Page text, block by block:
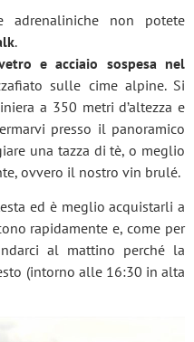
adrenaliniche non potete
.
e acciaio sospesa nel
sulle cime alpine. Si
a 350 metri d’altezza e
presso il panoramico
una tazza di tè, o meglio
ovvero il nostro vin brulé.
ed è meglio acquistarli a
rapidamente e, come per
al mattino perché la
(intorno alle 16:30 in alta